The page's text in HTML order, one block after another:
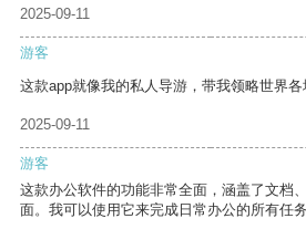
2025-09-11
游客
这款app就像我的私人导游，带我领略世界各
2025-09-11
游客
这款办公软件的功能非常全面，涵盖了文档
面。我可以使用它来完成日常办公的所有任